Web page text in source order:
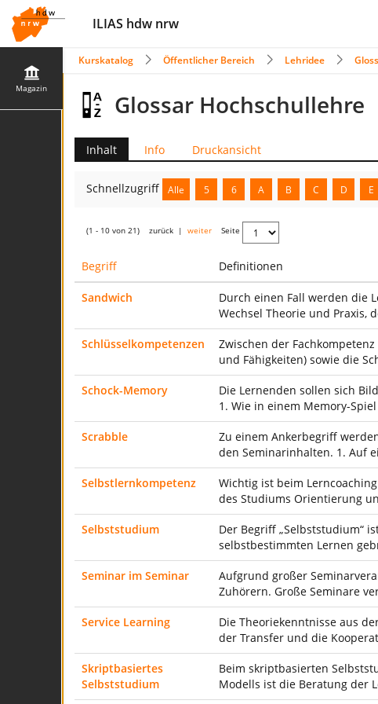
ILIAS hdw nrw
Magazin
Kurskatalog Öffentlicher Bereich Lehridee
Glossar Hochschullehre
Inhalt Info Druckansicht
Schnellzugriff Alle 5 6 A B C D E
(1 - 10 von 21) zurück | weiter Seite
Begriff Definitionen
Sandwich
Durch einen Fall werden die
Wechsel Theorie und Praxis,
Schlüsselkompetenzen
Zwischen der
und Fähigkeiten) sowie die
Schock-Memory
Die Lernenden sollen sich
1. Wie in einem Memory-
Scrabble
Zu einem Ankerbegriff
den Seminarinhalten. 1. Auf
Selbstlernkompetenz
Wichtig ist beim
des Studiums Orientierung
Selbststudium
Der Begriff „Selbststudium“
selbstbestimmten Lernen
Seminar im Seminar
Aufgrund großer
Zuhörern. Große Seminare
Service Learning
Die Theoriekenntnisse aus
der Transfer und die
Skriptbasiertes
Selbststudium
Beim skriptbasierten
Modells ist die Beratung der